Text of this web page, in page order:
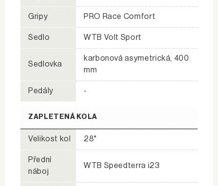
Gripy PRO Race Comfort
Sedlo WTB Volt Sport
Sedlovka
karbonová asymetrická, 400
mm
Pedály -
ZAPLETENÁ KOLA
Velikost kol 28"
Přední
náboj
WTB Speedterra i23